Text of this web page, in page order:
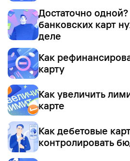
Достаточно
банковских карт
деле
Как
карту
Как увеличить
карте
Как дебетовые
контролировать